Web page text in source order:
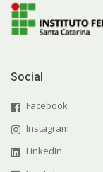
Social
Facebook
Instagram
LinkedIn